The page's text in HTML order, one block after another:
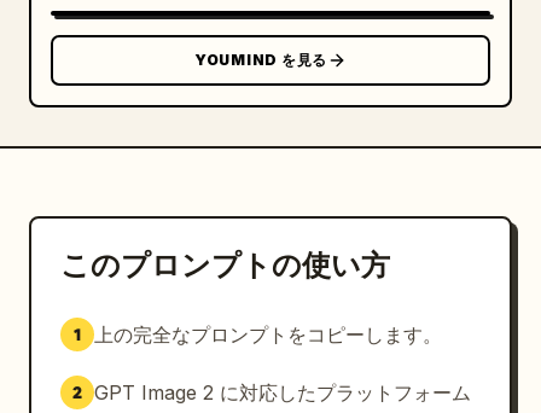
ミニマルでありながら感情豊かな構成。
タイポグラフィ:
画像内に都市名「 ソウル 」を明瞭に含めてください。
オプションとして、都市名の下や近くに小さめのテキスト
」を含めても構いません。
テキストはランダムなオーバーレイではなく、ポスターデ
さい。
とした上品なレタリングを使用してください。
YOUMIND を見る
このプロンプトの使い方
1 上の完全なプロンプトをコピーします。
2 GPT Image 2 に対応したプラットフォーム